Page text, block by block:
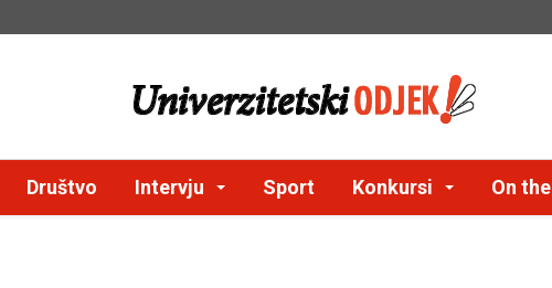
Društvo Intervju Sport Konkursi On